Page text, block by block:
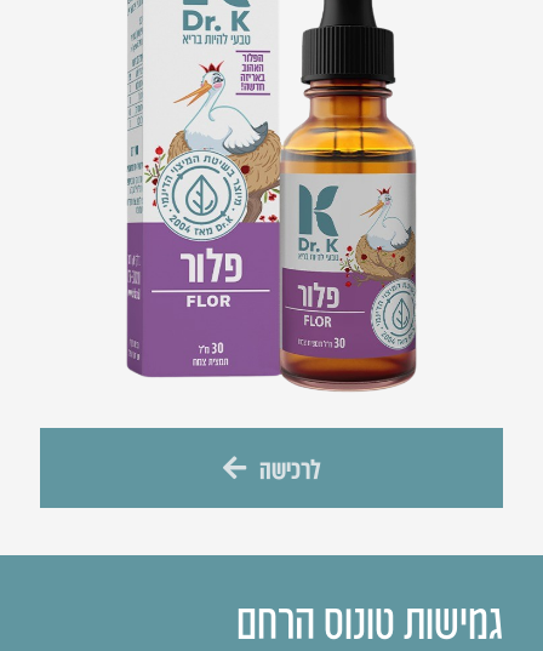
לרכישה
גמישות טונוס הרחם